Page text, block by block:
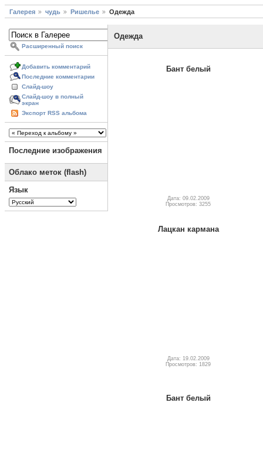
Галерея чудь Ришелье Одежда
Расширенный поиск
Добавить комментарий
Последние комментарии
Слайд-шоу
Слайд-шоу в полный
экран
Экспорт RSS альбома
Последние изображения
Облако меток (flash)
Язык
Одежда
Бант белый
Дата: 09.02.2009
Просмотров: 3255
Лацкан кармана
Дата: 19.02.2009
Просмотров: 1829
Бант белый